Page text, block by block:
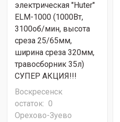
электрическая "Huter"
ELM-1000 (1000Вт,
3100об/мин, высота
среза 25/65мм,
ширина среза 320мм,
травосборник 35л)
СУПЕР АКЦИЯ!!!
Воскресенск
остаток: 0
Орехово-Зуево